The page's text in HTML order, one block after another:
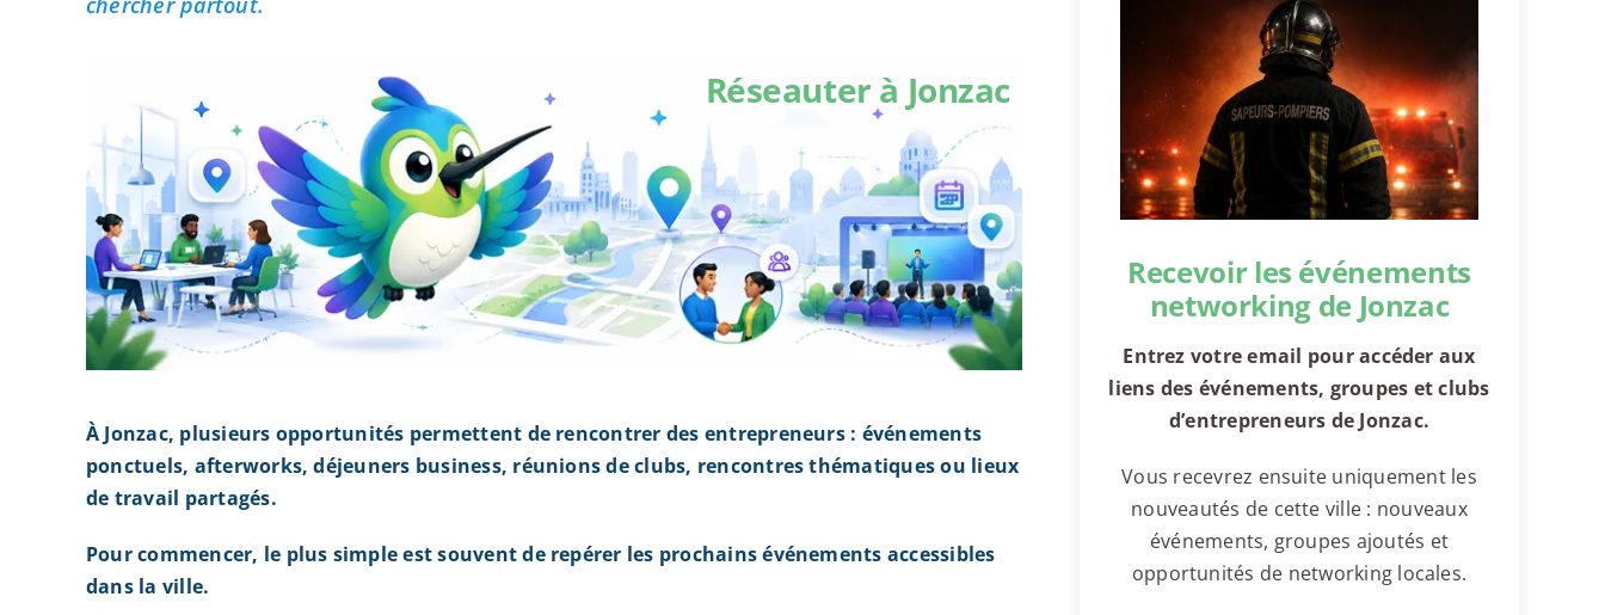
Réseauter à Jonzac
À Jonzac, plusieurs opportunités permettent de rencontrer des entrepreneurs : événements
ponctuels, afterworks, déjeuners business, réunions de clubs, rencontres thématiques ou lieux
de travail partagés.
Pour commencer, le plus simple est souvent de repérer les prochains événements accessibles
dans la ville.
Recevoir les événements
networking de Jonzac
Entrez votre email pour accéder aux
liens des événements, groupes et clubs
d’entrepreneurs de Jonzac.
Vous recevrez ensuite uniquement les
nouveautés de cette ville : nouveaux
événements, groupes ajoutés et
opportunités de networking locales.